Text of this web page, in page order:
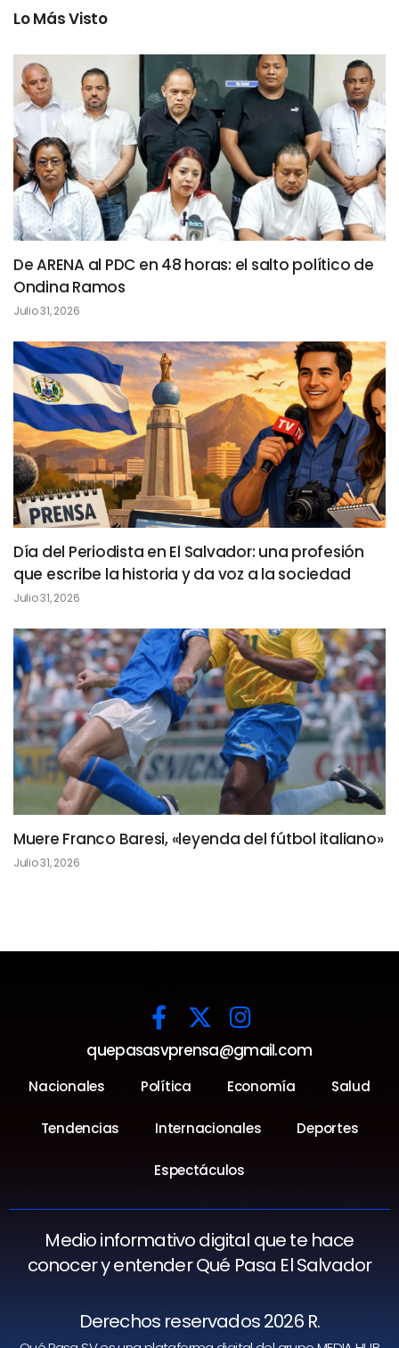
Lo Más Visto
De ARENA al PDC en 48 horas: el salto político de
Ondina Ramos
Julio 31, 2026
Día del Periodista en El Salvador: una profesión
que escribe la historia y da voz a la sociedad
Julio 31, 2026
Muere Franco Baresi, «leyenda del fútbol italiano»
Julio 31, 2026
quepasasvprensa@gmail.com
Nacionales Política Economía Salud
Tendencias Internacionales Deportes
Espectáculos
Medio informativo digital que te hace
conocer y entender Qué Pasa El Salvador
Derechos reservados 2026 R.